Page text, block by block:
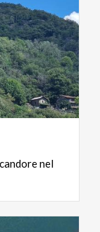
candorenel